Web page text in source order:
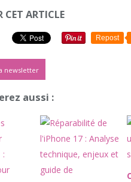
CET ARTICLE
Repost
newsletter
aussi :